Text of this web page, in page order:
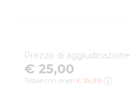
Prezzo di aggiudicazione
€ 25,00
Totale con oneri: € 35,99